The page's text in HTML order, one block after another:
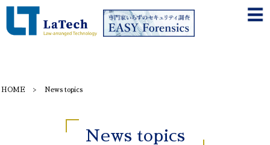
HOME News topics
News topics